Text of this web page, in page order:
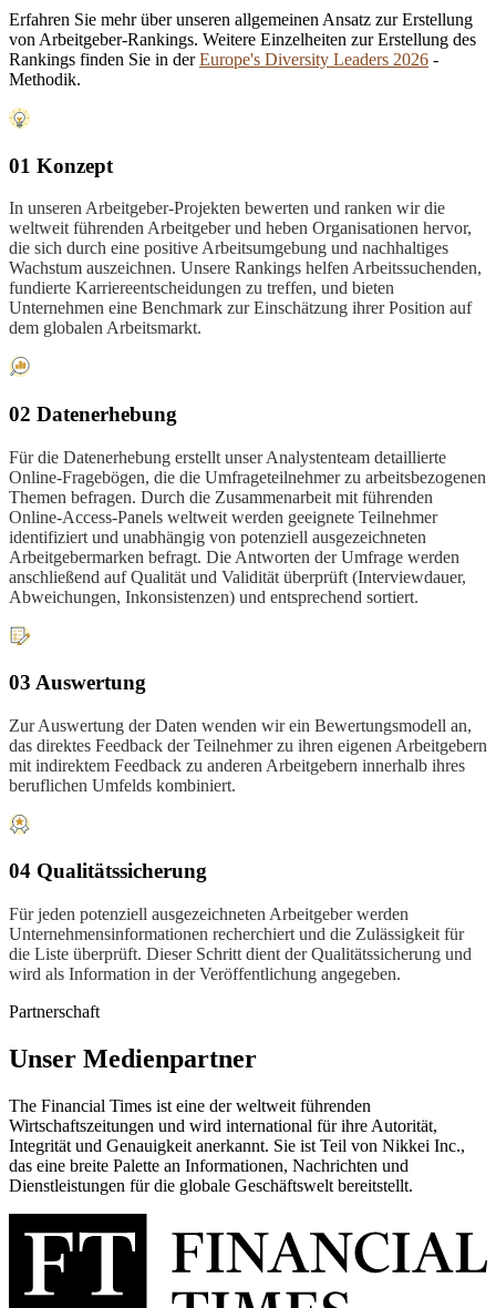
Erfahren Sie mehr über unseren allgemeinen Ansatz zur Erstellung
von Arbeitgeber-Rankings. Weitere Einzelheiten zur Erstellung des
Rankings finden Sie in derEurope's Diversity Leaders 2026 -
Methodik.
01 Konzept
In unseren Arbeitgeber-Projekten bewerten und ranken wir die
weltweit führenden Arbeitgeber und heben Organisationen hervor,
die sich durch eine positive Arbeitsumgebung und nachhaltiges
Wachstum auszeichnen. Unsere Rankings helfen Arbeitssuchenden,
fundierte Karriereentscheidungen zu treffen, und bieten
Unternehmen eine Benchmark zur Einschätzung ihrer Position auf
dem globalen Arbeitsmarkt.
02 Datenerhebung
Für die Datenerhebung erstellt unser Analystenteam detaillierte
Online-Fragebögen, die die Umfrageteilnehmer zu arbeitsbezogenen
Themen befragen. Durch die Zusammenarbeit mit führenden
Online-Access-Panels weltweit werden geeignete Teilnehmer
identifiziert und unabhängig von potenziell ausgezeichneten
Arbeitgebermarken befragt. Die Antworten der Umfrage werden
anschließend auf Qualität und Validität überprüft (Interviewdauer,
Abweichungen, Inkonsistenzen) und entsprechend sortiert.
03 Auswertung
Zur Auswertung der Daten wenden wir ein Bewertungsmodell an,
das direktes Feedback der Teilnehmer zu ihren eigenen Arbeitgebern
mit indirektem Feedback zu anderen Arbeitgebern innerhalb ihres
beruflichen Umfelds kombiniert.
04 Qualitätssicherung
Für jeden potenziell ausgezeichneten Arbeitgeber werden
Unternehmensinformationen recherchiert und die Zulässigkeit für
die Liste überprüft. Dieser Schritt dient der Qualitätssicherung und
wird als Information in der Veröffentlichung angegeben.
Partnerschaft
Unser Medienpartner
The Financial Times ist eine der weltweit führenden
Wirtschaftszeitungen und wird international für ihre Autorität,
Integrität und Genauigkeit anerkannt. Sie ist Teil von Nikkei Inc.,
das eine breite Palette an Informationen, Nachrichten und
Dienstleistungen für die globale Geschäftswelt bereitstellt.